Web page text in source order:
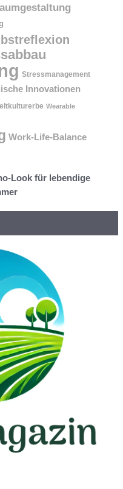
Stressmanagement
Innovationen
Wearable
Work-Life-Balance
Look für lebendige